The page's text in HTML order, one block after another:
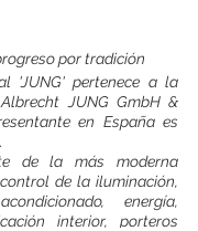
por tradición
'JUNG' pertenece a la
JUNG GmbH &
en España es
de la más moderna
de la iluminación,
energía,
interior, porteros